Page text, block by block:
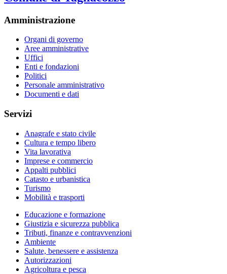
Amministrazione
Organi di governo
Aree amministrative
Uffici
Enti e fondazioni
Politici
Personale amministrativo
Documenti e dati
Servizi
Anagrafe e stato civile
Cultura e tempo libero
Vita lavorativa
Imprese e commercio
Appalti pubblici
Catasto e urbanistica
Turismo
Mobilità e trasporti
Educazione e formazione
Giustizia e sicurezza pubblica
Tributi, finanze e contravvenzioni
Ambiente
Salute, benessere e assistenza
Autorizzazioni
Agricoltura e pesca